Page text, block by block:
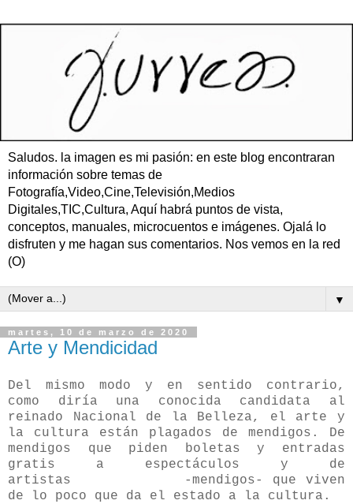
Saludos. la imagen es mi pasión: en este blog encontraran
información sobre temas de
Fotografía,Video,Cine,Televisión,Medios
Digitales,TIC,Cultura, Aquí habrá puntos de vista,
conceptos, manuales, microcuentos e imágenes. Ojalá lo
disfruten y me hagan sus comentarios. Nos vemos en la red
(O)
▼
martes, 10 de marzo de 2020
Arte y Mendicidad
Del mismo modo y en sentido contrario,
como diría una conocida candidata al
reinado Nacional de la Belleza, el arte y
la cultura están plagados de mendigos. De
mendigos que piden boletas y entradas
gratis a espectáculos y de
artistas -mendigos- que viven
de lo poco que da el estado a la cultura.